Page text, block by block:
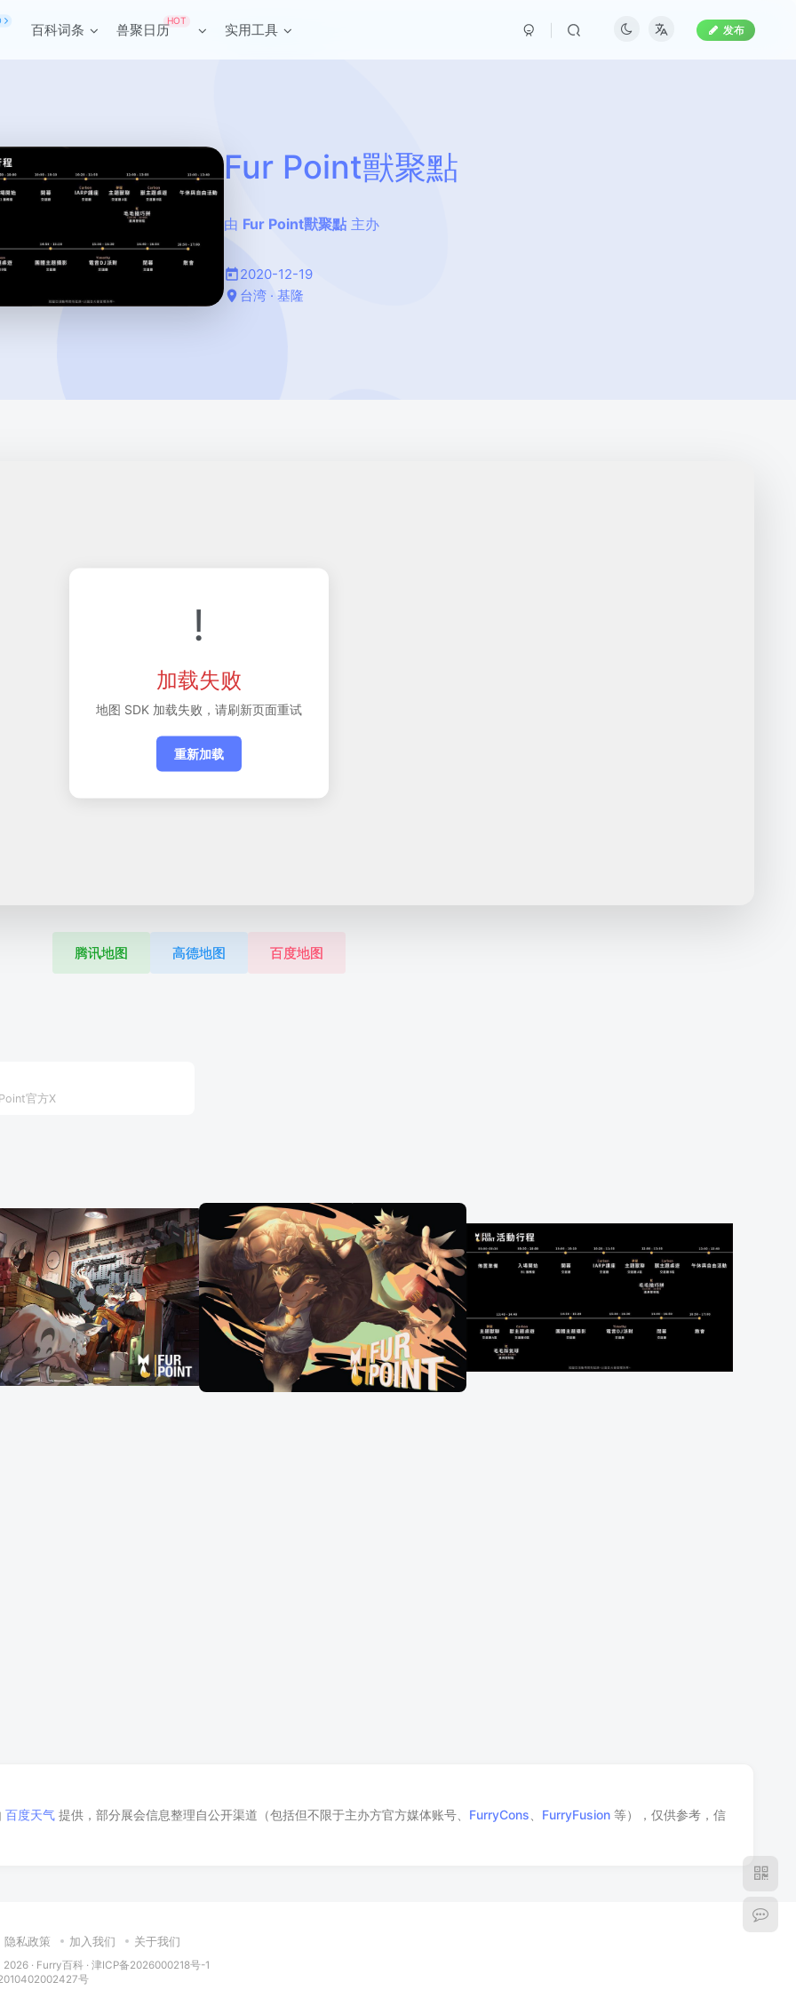
百科词条 兽聚日历
HOT
实用工具 发布
Fur Point獸聚點
由 Fur Point獸聚點 主办
2020-12-19
台湾 · 基隆
!
加载失败
地图 SDK 加载失败，请刷新页面重试
重新加载
腾讯地图 高德地图 百度地图
官方X
百度天气提供，部分展会信息整理自公开渠道（包括但不限于主办方官方媒体账号、 FurryCons FurryFusion等），仅供参考，信
隐私政策 加入我们 关于我们
· Furry百科 · 津ICP备2026000218号-1
号